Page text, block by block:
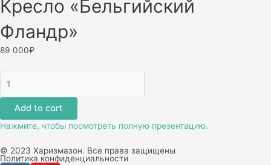
Кресло «Бельгийский
Фландр»
89 000₽
"Бельгийский
Фландр"
quantity
Add to cart
Нажмите, чтобы посмотреть полную презентацию.
© 2023 Харизмазон. Все права защищены
Политика конфиденциальности